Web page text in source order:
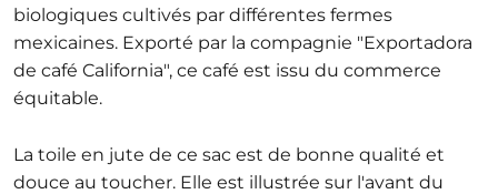
biologiques cultivés par différentes fermes
mexicaines. Exporté par la compagnie "Exportadora
de café California", ce café est issu du commerce
équitable.
La toile en jute de ce sac est de bonne qualité et
douce au toucher. Elle est illustrée sur l'avant du